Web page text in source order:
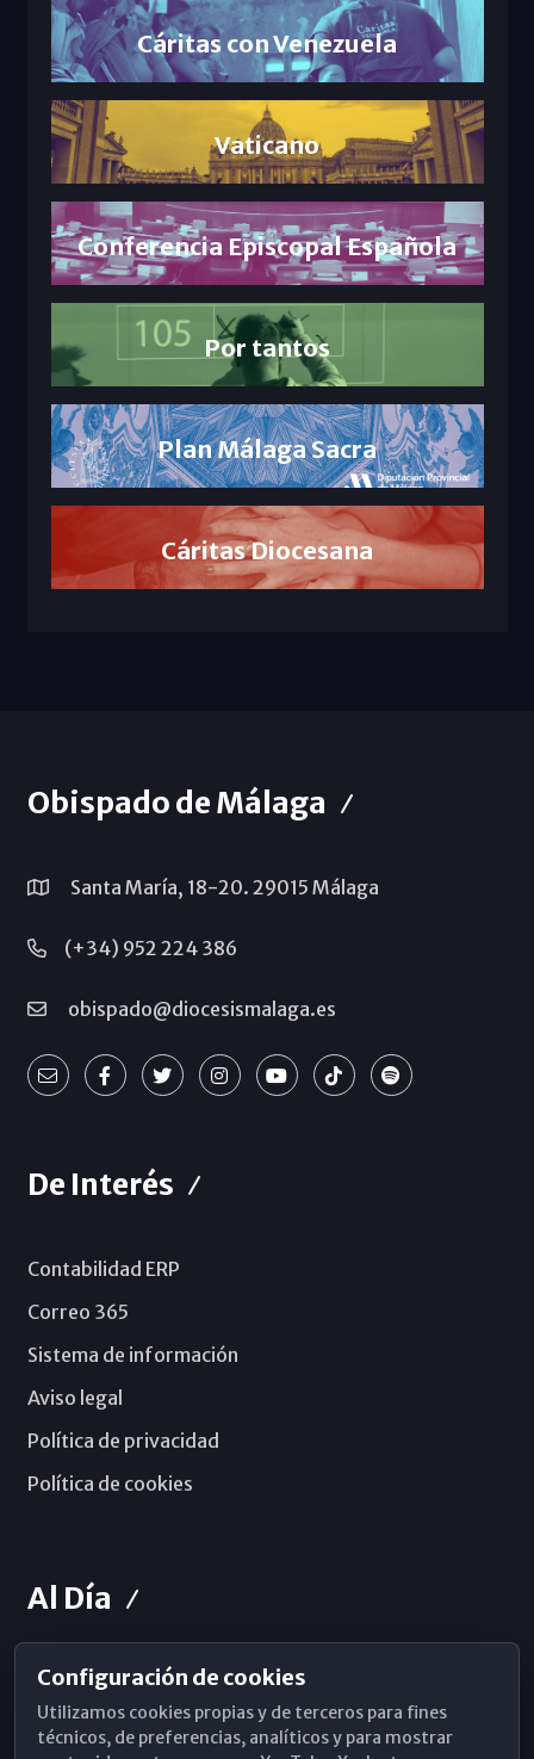
Cáritas con Venezuela
Vaticano
Conferencia Episcopal Española
Por tantos
Plan Málaga Sacra
Cáritas Diocesana
Obispado de Málaga
Santa María, 18-20. 29015 Málaga
(+34) 952 224 386
obispado@diocesismalaga.es
De Interés
Contabilidad ERP
Correo 365
Sistema de información
Aviso legal
Política de privacidad
Política de cookies
Al Día
Horarios de Misa
Hemeroteca
Configuración de cookies
Utilizamos cookies propias y de terceros para fines
técnicos, de preferencias, analíticos y para mostrar